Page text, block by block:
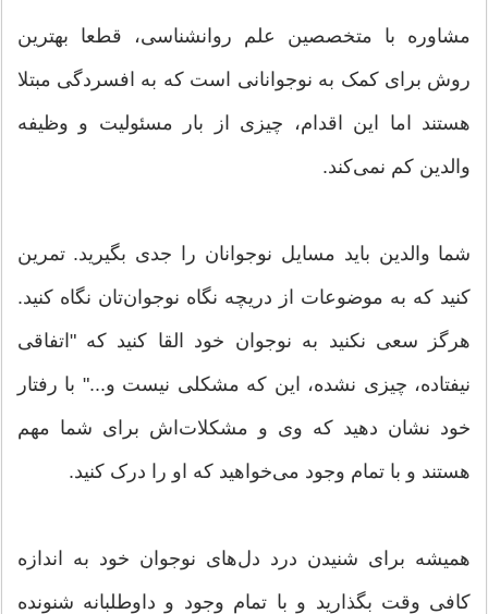
مشاوره با متخصصین علم روانشناسی، قطعا بهترین
روش برای کمک به نوجوانانی است که به افسردگی مبتلا
هستند اما این اقدام، چیزی از بار مسئولیت و وظیفه
والدین کم نمی‌کند.
شما والدین باید مسایل نوجوانان را جدی بگیرید. تمرین
کنید که به موضوعات از دریچه نگاه نوجوان‌تان نگاه کنید.
هرگز سعی نکنید به نوجوان خود القا کنید که "اتفاقی
نیفتاده، چیزی نشده، این که مشکلی نیست و..." با رفتار
خود نشان دهید که وی و مشکلات‌اش برای شما مهم
هستند و با تمام وجود می‌خواهید که او را درک کنید.
همیشه برای شنیدن درد دل‌های نوجوان خود به اندازه
کافی وقت بگذارید و با تمام وجود و داوطلبانه شنونده